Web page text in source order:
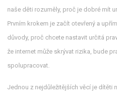
naše děti rozuměly, proč je dobré mít
Prvním krokem je začít otevřený a
důvody, proč chcete nastavit určitá
že internet může skrývat rizika, bude
spolupracovat.
Jednou z nejdůležitějších věcí je dítěti